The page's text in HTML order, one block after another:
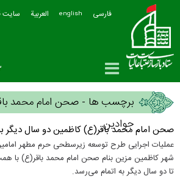
فارسی english العربیة سایت
برچسب ها - صحن امام محمد
جوادین
صحن امام محمد باقر(ع) کاظمین دو سال دیگر
عملیات اجرایی طرح توسعه زیرسطحی حرم مطهر
شهر کاظمین مزین بنام صحن امام محمد باقر(ع) با
تا دو سال دیگر به اتمام می‌رسد.